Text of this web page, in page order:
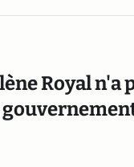
Royal